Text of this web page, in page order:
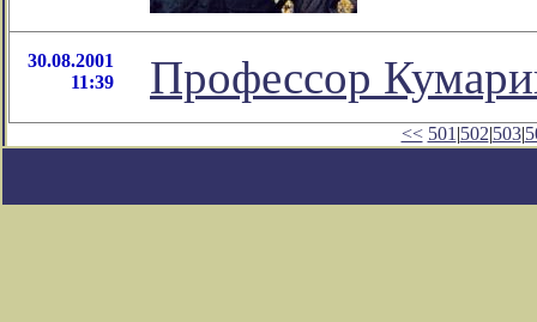
30.08.2001
11:39
Профессор
<< 501 |502|503|